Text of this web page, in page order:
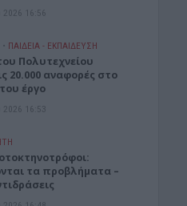
16:56
• ΠΑΙΔΕΙΑ - ΕΚΠΑΙΔΕΥΣΗ
Πολυτεχνείου
20.000 αναφορές στο
έργο
16:53
τα προβλήματα –